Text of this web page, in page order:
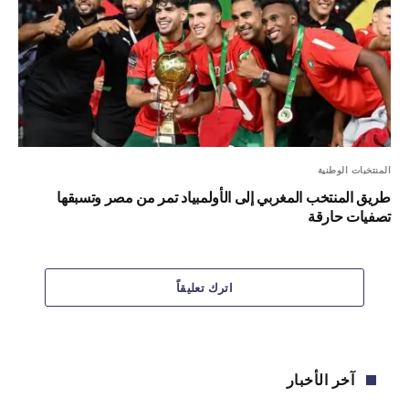
المنتخبات الوطنية
طريق المنتخب المغربي إلى الأولمبياد تمر من مصر وتسبقها
تصفيات حارقة
اترك تعليقاً
آخر الأخبار